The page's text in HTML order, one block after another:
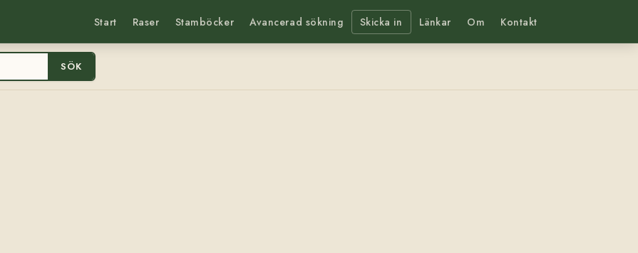
Start Raser Stamböcker Avancerad sökning Skicka in Länkar Om Kontakt
SÖK